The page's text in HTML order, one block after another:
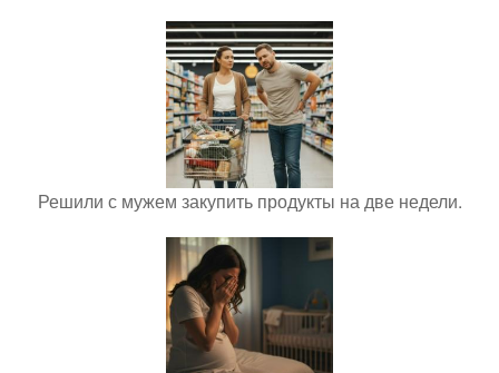
Решили с мужем закупить продукты на две недели.